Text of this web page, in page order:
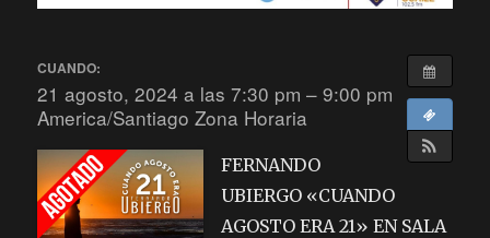
CUANDO:
21 agosto, 2024 a las 7:30 pm – 9:00 pm
America/Santiago Zona Horaria
FERNANDO
UBIERGO «CUANDO
AGOSTO ERA 21» EN SALA